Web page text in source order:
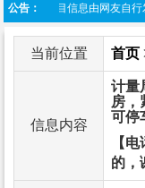
公告：
明：本栏目信息由网友自行
当前位置 首页
信息内容
计量
房，
可停
【
的，